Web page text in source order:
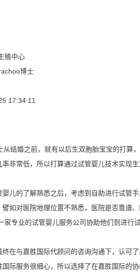
殖中心
博士
17:34:11
结婚之前，就有以后生双胞胎宝宝的打算
非常低，所以打算通过试管婴儿技术实现
的了解熟悉之后，考虑到自助进行试管手
如对医院地理位置不熟悉，医院是否靠谱
家专业的试管婴儿服务公司协助他们到进行
与嘉胜国际代顾问的咨询沟通下，认可了
国际服务很细心，所以选择了在嘉胜国际的